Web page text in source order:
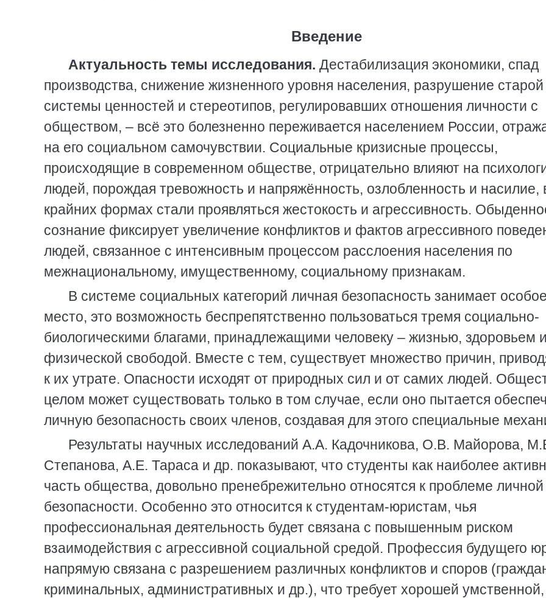
Введение
Актуальность темы исследования. Дестабилизация экономики, спад
производства, снижение жизненного уровня населения, разрушение старой
системы ценностей и стереотипов, регулировавших отношения личности с
обществом, – всё это болезненно переживается населением России,
на его социальном самочувствии. Социальные кризисные процессы,
происходящие в современном обществе, отрицательно влияют на
людей, порождая тревожность и напряжённость, озлобленность и насилие,
крайних формах стали проявляться жестокость и агрессивность.
сознание фиксирует увеличение конфликтов и фактов агрессивного
людей, связанное с интенсивным процессом расслоения населения по
межнациональному, имущественному, социальному признакам.
В системе социальных категорий личная безопасность занимает особое
место, это возможность беспрепятственно пользоваться тремя социально-
биологическими благами, принадлежащими человеку – жизнью, здоровьем и
физической свободой. Вместе с тем, существует множество причин,
к их утрате. Опасности исходят от природных сил и от самих людей.
целом может существовать только в том случае, если оно пытается
личную безопасность своих членов, создавая для этого специальные
Результаты научных исследований А.А. Кадочникова, О.В. Майорова,
Степанова, А.Е. Тараса и др. показывают, что студенты как наиболее
часть общества, довольно пренебрежительно относятся к проблеме личной
безопасности. Особенно это относится к студентам-юристам, чья
профессиональная деятельность будет связана с повышенным риском
взаимодействия с агрессивной социальной средой. Профессия будущего
напрямую связана с разрешением различных конфликтов и споров
криминальных, административных и др.), что требует хорошей умственной,